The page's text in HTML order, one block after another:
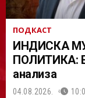
ПОДКАСТ
ИНДИСКА
ПОЛИТИКА:
анализа
04.08.2026.